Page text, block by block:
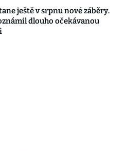
ještě v srpnu nové záběry.
dlouho očekávanou